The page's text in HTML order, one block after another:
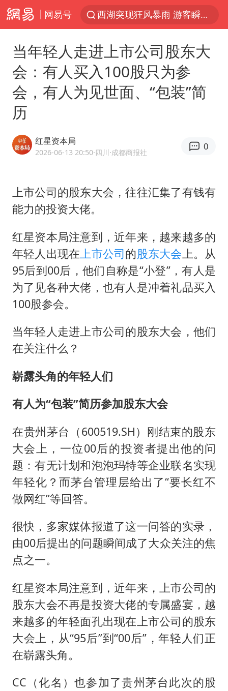
网易号
西湖突现狂风暴雨 游客瞬间被浇透
金饰克价一夜涨回1300元
视频丨中国东方电气集团原党组副书记、董事宋致远被查
香港宏福苑火灾或由烟头引起
36岁男演员成景区NPC后人气爆棚
几元成本的AI广告导致千万市值蒸发
人民的健康、体质、幸福一脉相承
当年轻人走进上市公司股东大
会：有人买入100股只为参
会，有人为见世面、“包装”简
历
红星资本局
2026-06-13 20:50·四川·成都商报社
0
上市公司的股东大会，往往汇集了有钱有
能力的投资大佬。
红星资本局注意到，近年来，越来越多的
年轻人出现在 上市公司的股东大会 上。从
95后到00后，他们自称是“小登”，有人是
为了见各种大佬，也有人是冲着礼品买入
100股参会。
当年轻人走进上市公司的股东大会，他们
在关注什么？
崭露头角的年轻人们
有人为“包装”简历参加股东大会
在贵州茅台（600519.SH）刚结束的股东
大会上，一位00后的投资者提出他的问
题：有无计划和泡泡玛特等企业联名实现
年轻化？而茅台管理层给出了“要长红不
做网红”等回答。
很快，多家媒体报道了这一问答的实录，
由00后提出的问题瞬间成了大众关注的焦
点之一。
红星资本局注意到，近年来，上市公司的
股东大会不再是投资大佬的专属盛宴，越
来越多的年轻面孔出现在上市公司的股东
大会上，从“95后”到“00后”，年轻人们正
在崭露头角。
CC（化名）也参加了贵州茅台此次的股